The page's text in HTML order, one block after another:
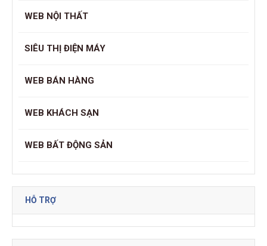
WEB NỘI THẤT
SIÊU THỊ ĐIỆN MÁY
WEB BÁN HÀNG
WEB KHÁCH SẠN
WEB BẤT ĐỘNG SẢN
HỖ TRỢ